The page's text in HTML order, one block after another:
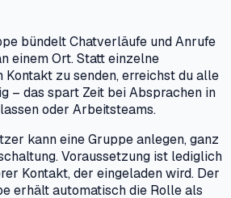
bündelt Chatverläufe und Anrufe
einem Ort. Statt einzelne
Kontakt zu senden, erreichst du alle
– das spart Zeit bei Absprachen in
oder Arbeitsteams.
kann eine Gruppe anlegen, ganz
Voraussetzung ist lediglich
Kontakt, der eingeladen wird. Der
erhält automatisch die Rolle als